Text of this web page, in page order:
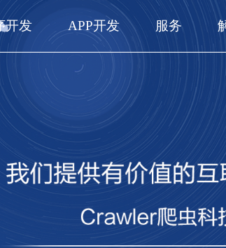
开发 APP开发 服务